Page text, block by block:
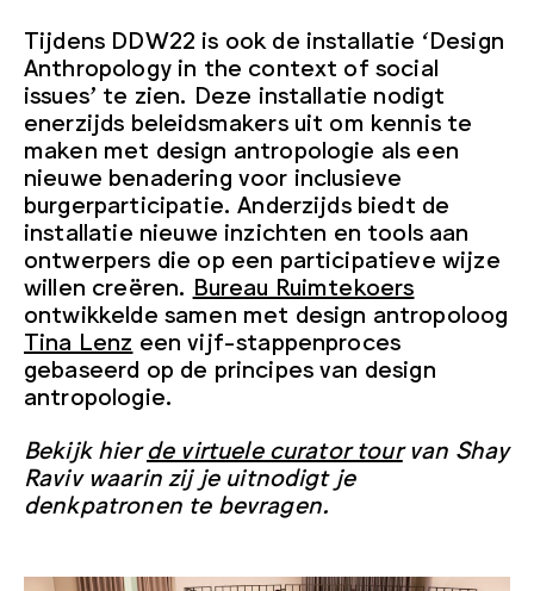
Tijdens DDW22 is ook de installatie ‘Design
Anthropology in the context of social
issues’ te zien. Deze installatie nodigt
enerzijds beleidsmakers uit om kennis te
maken met design antropologie als een
nieuwe benadering voor inclusieve
burgerparticipatie. Anderzijds biedt de
installatie nieuwe inzichten en tools aan
ontwerpers die op een participatieve wijze
willen creëren. Bureau Ruimtekoers
ontwikkelde samen met design antropoloog
Tina Lenz een vijf-stappenproces
gebaseerd op de principes van design
antropologie.
Bekijk hier de virtuele curator tourvan Shay
Raviv waarin zij je uitnodigt je
denkpatronen te bevragen.